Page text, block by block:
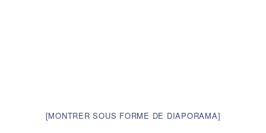
[MONTRER SOUS FORME DE DIAPORAMA]